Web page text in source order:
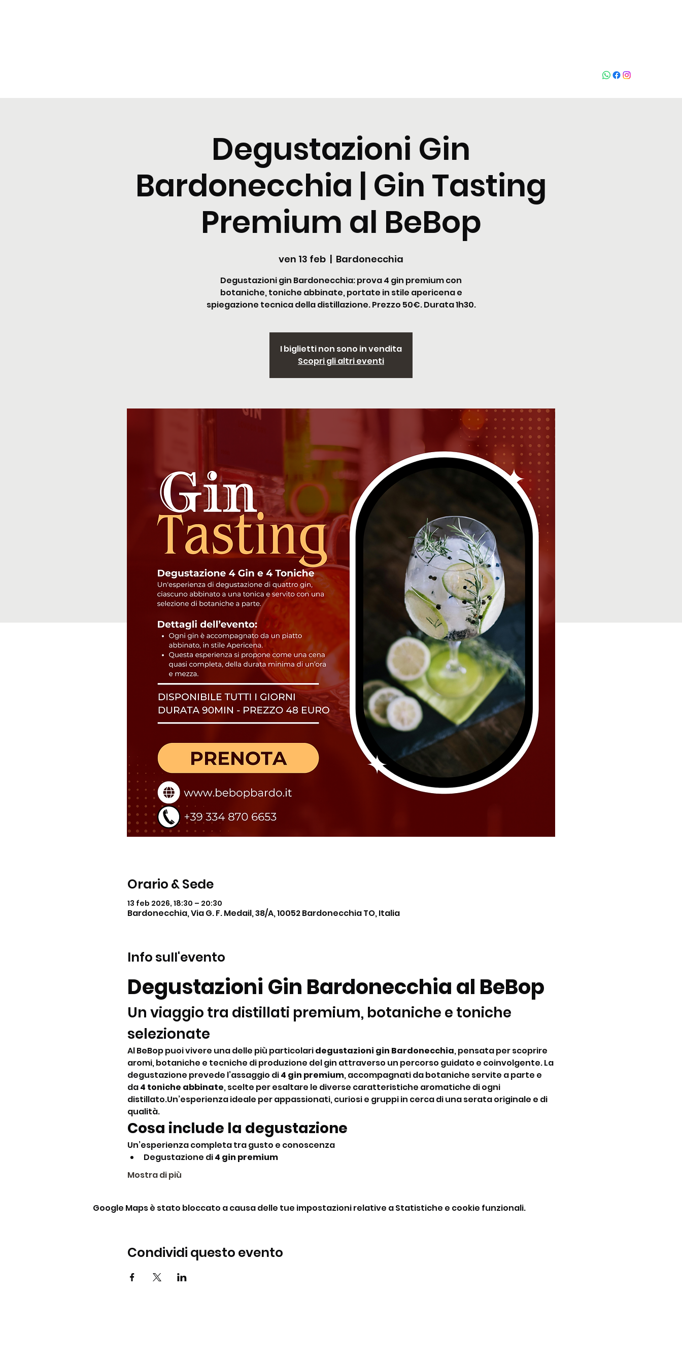
Degustazioni Gin
Bardonecchia | Gin Tasting
Premium al BeBop
ven 13 feb
  |
Bardonecchia
Degustazioni gin Bardonecchia: prova 4 gin premium con
botaniche, toniche abbinate, portate in stile apericena e
spiegazione tecnica della distillazione. Prezzo 50€. Durata 1h30.
I biglietti non sono in vendita
Scopri gli altri eventi
Orario & Sede
13 feb 2026, 18:30 – 20:30
Bardonecchia, Via G. F. Medail, 38/A, 10052 Bardonecchia TO, Italia
Info sull'evento
Degustazioni Gin Bardonecchia al BeBop
Un viaggio tra distillati premium, botaniche e toniche
selezionate
Al BeBop puoi vivere una delle più particolari degustazioni gin Bardonecchia, pensata per scoprire
aromi, botaniche e tecniche di produzione del gin attraverso un percorso guidato e coinvolgente. La
degustazione prevede l’assaggio di 4 gin premium, accompagnati da botaniche servite a parte e
da 4 toniche abbinate, scelte per esaltare le diverse caratteristiche aromatiche di ogni
distillato.Un’esperienza ideale per appassionati, curiosi e gruppi in cerca di una serata originale e di
qualità.
Cosa include la degustazione
Un’esperienza completa tra gusto e conoscenza
Degustazione di 4 gin premium
Mostra di più
Google Maps è stato bloccato a causa delle tue impostazioni relative a Statistiche e cookie funzionali.
Condividi questo evento